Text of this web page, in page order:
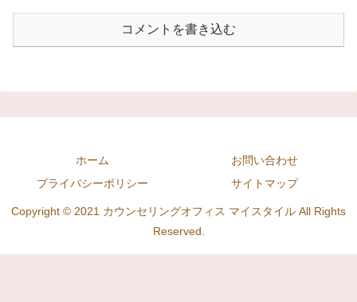
コメントを書き込む
ホーム
お問い合わせ
プライバシーポリシー
サイトマップ
Copyright © 2021 カウンセリングオフィス マイスタイル All Rights
Reserved.